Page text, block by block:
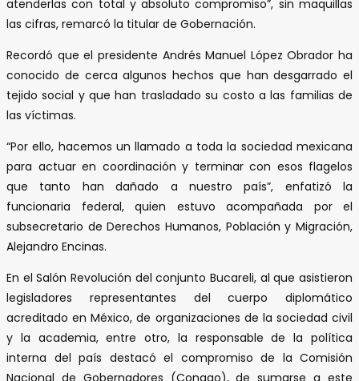
atenderlas con total y absoluto compromiso”, sin maquillas
las cifras, remarcó la titular de Gobernación.
Recordó que el presidente Andrés Manuel López Obrador ha
conocido de cerca algunos hechos que han desgarrado el
tejido social y que han trasladado su costo a las familias de
las víctimas.
“Por ello, hacemos un llamado a toda la sociedad mexicana
para actuar en coordinación y terminar con esos flagelos
que tanto han dañado a nuestro país”, enfatizó la
funcionaria federal, quien estuvo acompañada por el
subsecretario de Derechos Humanos, Población y Migración,
Alejandro Encinas.
En el Salón Revolución del conjunto Bucareli, al que asistieron
legisladores representantes del cuerpo diplomático
acreditado en México, de organizaciones de la sociedad civil
y la academia, entre otro, la responsable de la política
interna del país destacó el compromiso de la Comisión
Nacional de Gobernadores (Conago), de sumarse a este